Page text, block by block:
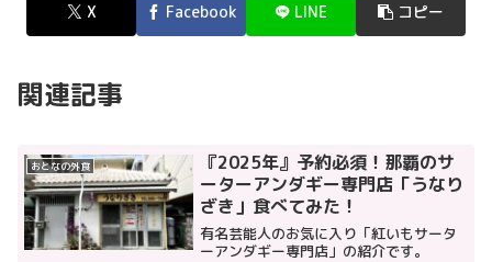
X Facebook LINE コピー
関連記事
おとなの外食
『2025年』予約必須！那覇のサ
ーターアンダギー専門店「うなり
ざき」食べてみた！
有名芸能人のお気に入り「紅いもサータ
ーアンダギー専門店」の紹介です。